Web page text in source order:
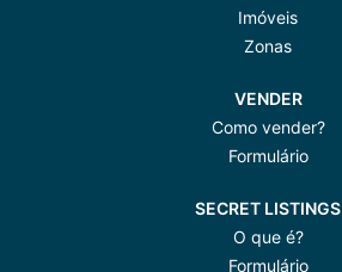
Imóveis
Zonas
VENDER
Como vender?
Formulário
SECRET LISTINGS
O que é?
Formulário